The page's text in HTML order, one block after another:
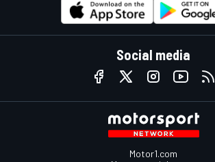
Social media
Motor1.com